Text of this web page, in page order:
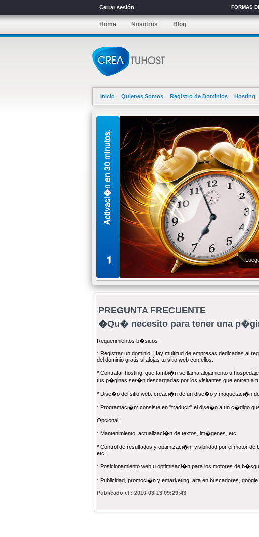
Cerrar sesión FORMAS
Home Nosotros Blog
Inicio Quienes Somos Registro de Dominios Hosting
Activaci�n en 30 minutos.
1
PREGUNTA FRECUENTE
�Qu� necesito para tener una
Requerimientos b�sicos
* Registrar un dominio: Hay multitud de empresas dedicadas al
del dominio gratis si alojas tu sitio web con ellos.
* Contratar hosting: que tambi�n se llama alojamiento u
tus p�ginas ser�n descargadas por los visitantes que entren a tu
* Dise�o del sitio web: creaci�n de un dise�o y maquetaci�n
* Programaci�n: consiste en "traducir" el dise�o a un c�digo
Opcional
* Mantenimiento: actualizaci�n de textos, im�genes, etc.
* Control de resultados y optimizaci�n: visibilidad por el motor
etc.
* Posicionamiento web u optimizaci�n para los motores de
* Publicidad, promoci�n y emarketing: alta en buscadores, google
Publicado el : 2010-03-13 09:29:43